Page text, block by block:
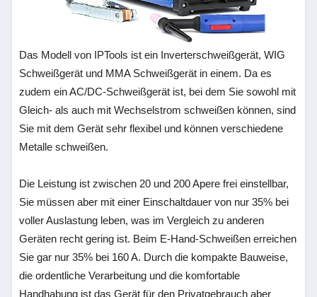
Das Modell von IPTools ist ein Inverterschweißgerät, WIG
Schweißgerät und MMA Schweißgerät in einem. Da es
zudem ein AC/DC-Schweißgerät ist, bei dem Sie sowohl mit
Gleich- als auch mit Wechselstrom schweißen können, sind
Sie mit dem Gerät sehr flexibel und können verschiedene
Metalle schweißen.
Die Leistung ist zwischen 20 und 200 Apere frei einstellbar,
Sie müssen aber mit einer Einschaltdauer von nur 35% bei
voller Auslastung leben, was im Vergleich zu anderen
Geräten recht gering ist. Beim E-Hand-Schweißen erreichen
Sie gar nur 35% bei 160 A. Durch die kompakte Bauweise,
die ordentliche Verarbeitung und die komfortable
Handhabung ist das Gerät für den Privatgebrauch aber